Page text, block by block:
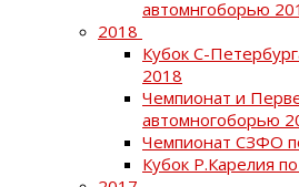
автомнгоборью
2018
Кубок С-
2018
Чемпионат и
автомногоборью
Чемпионат СЗФО
Кубок Р.Карелия